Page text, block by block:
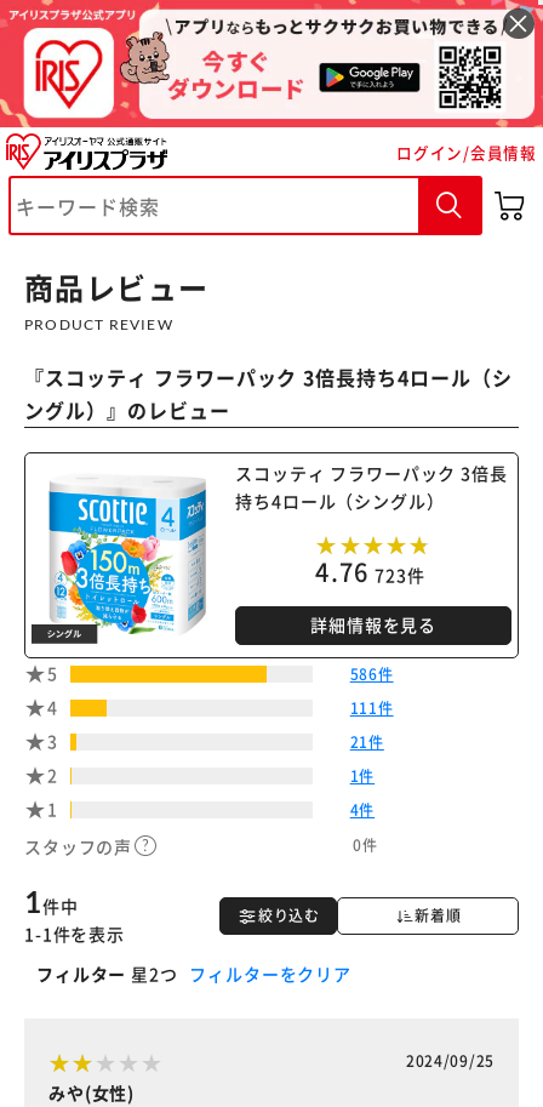
ログイン/会員情報
商品レビュー
PRODUCT REVIEW
『スコッティ フラワーパック 3倍長持ち4ロール（シ
ングル） 』のレビュー
スコッティ フラワーパック 3倍長
持ち4ロール（シングル）
4.76 723件
詳細情報を見る
5 586件
4 111件
3 21件
2 1件
1 4件
スタッフの声 0件
絞り込む 新着順
1件中
1-1件を表示
フィルター 星2つ フィルターをクリア
2024/09/25
みや(女性)
※ご確認ください
カートに入れる 購入手続きへ